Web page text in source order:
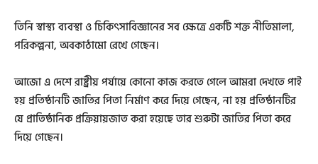
তিনি স্বাস্থ্য ব্যবস্থা ও চিকিৎসাবিজ্ঞানের সব ক্ষেত্রে একটি শক্ত নীতিমালা,
পরিকল্পনা, অবকাঠামো রেখে গেছেন।
আজো এ দেশে রাষ্ট্রীয় পর্যায়ে কোনো কাজ করতে গেলে আমরা দেখতে পাই
হয় প্রতিষ্ঠানটি জাতির পিতা নির্মাণ করে দিয়ে গেছেন, না হয় প্রতিষ্ঠানটির
যে প্রাতিষ্ঠানিক প্রক্রিয়ায়জাত করা হয়েছে তার শুরুটা জাতির পিতা করে
দিয়ে গেছেন।